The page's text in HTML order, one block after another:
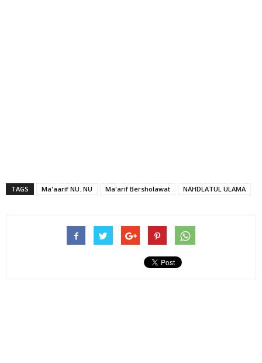
TAGS Ma'aarif NU. NU Ma'arif Bersholawat NAHDLATUL ULAMA